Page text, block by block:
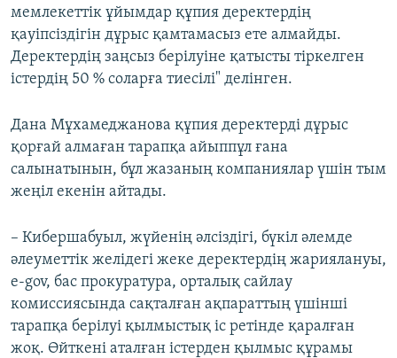
мемлекеттік ұйымдар құпия деректердің
қауіпсіздігін дұрыс қамтамасыз ете алмайды.
Деректердің заңсыз берілуіне қатысты тіркелген
істердің 50 % соларға тиесілі" делінген.
Дана Мұхамеджанова құпия деректерді дұрыс
қорғай алмаған тарапқа айыппұл ғана
салынатынын, бұл жазаның компаниялар үшін тым
жеңіл екенін айтады.
– Кибершабуыл, жүйенің әлсіздігі, бүкіл әлемде
әлеуметтік желідегі жеке деректердің жариялануы,
e-gov, бас прокуратура, орталық сайлау
комиссиясында сақталған ақпараттың үшінші
тарапқа берілуі қылмыстық іс ретінде қаралған
жоқ. Өйткені аталған істерден қылмыс құрамы